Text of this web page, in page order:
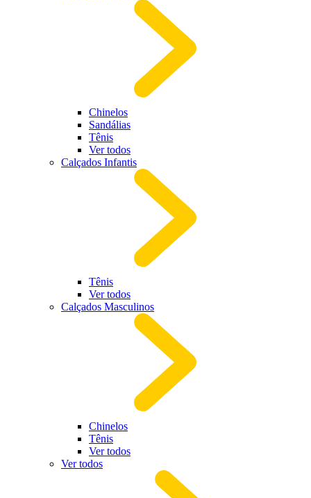
Chinelos
Sandálias
Tênis
Ver todos
Calçados Infantis
Tênis
Ver todos
Calçados Masculinos
Chinelos
Tênis
Ver todos
Ver todos